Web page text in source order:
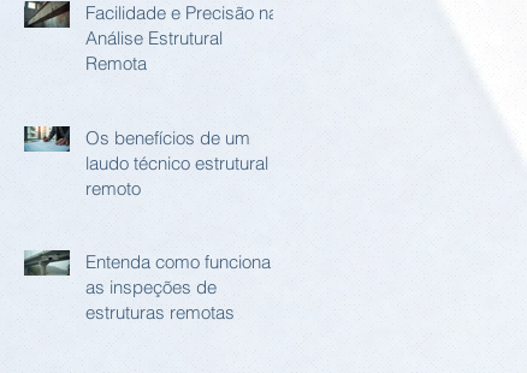
Facilidade e Precisão na
Análise Estrutural
Remota
Os benefícios de um
laudo técnico estrutural
remoto
Entenda como funciona
as inspeções de
estruturas remotas